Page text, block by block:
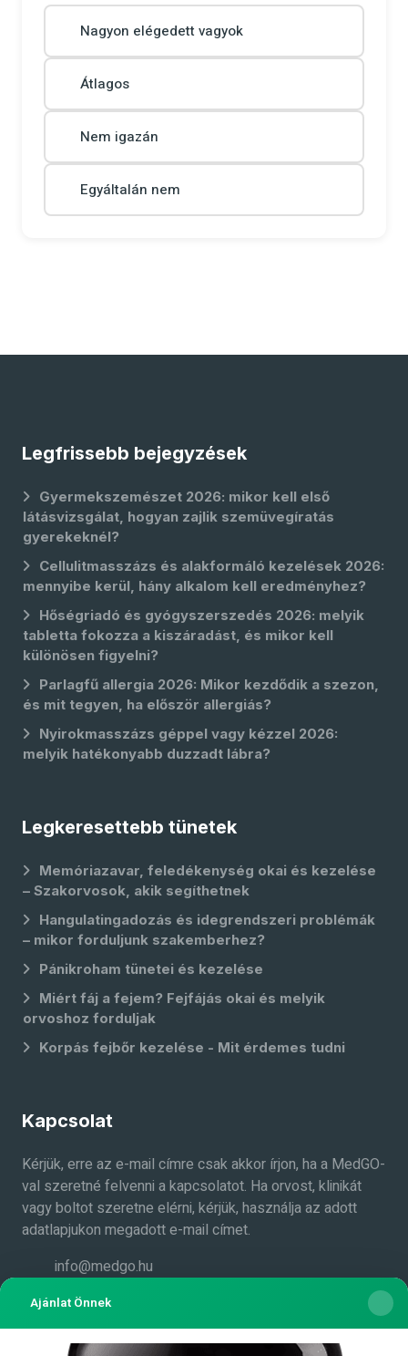
Nagyon elégedett vagyok
Átlagos
Nem igazán
Egyáltalán nem
Ajánlat Önnek
Legfrissebb bejegyzések
Gyermekszemészet 2026: mikor kell első
látásvizsgálat, hogyan zajlik szemüvegíratás
gyerekeknél?
Cellulitmasszázs és alakformáló kezelések 2026:
mennyibe kerül, hány alkalom kell eredményhez?
Hőségriadó és gyógyszerszedés 2026: melyik
tabletta fokozza a kiszáradást, és mikor kell
különösen figyelni?
Parlagfű allergia 2026: Mikor kezdődik a szezon,
és mit tegyen, ha először allergiás?
Nyirokmasszázs géppel vagy kézzel 2026:
melyik hatékonyabb duzzadt lábra?
Legkeresettebb tünetek
Memóriazavar, feledékenység okai és kezelése
– Szakorvosok, akik segíthetnek
Hangulatingadozás és idegrendszeri problémák
– mikor forduljunk szakemberhez?
Pánikroham tünetei és kezelése
Miért fáj a fejem? Fejfájás okai és melyik
orvoshoz forduljak
Korpás fejbőr kezelése - Mit érdemes tudni
Kapcsolat
Kérjük, erre az e-mail címre csak akkor írjon, ha a MedGO-
val szeretné felvenni a kapcsolatot. Ha orvost, klinikát
vagy boltot szeretne elérni, kérjük, használja az adott
adatlapjukon megadott e-mail címet.
info@medgo.hu
Medgo.hu a Facebook-on